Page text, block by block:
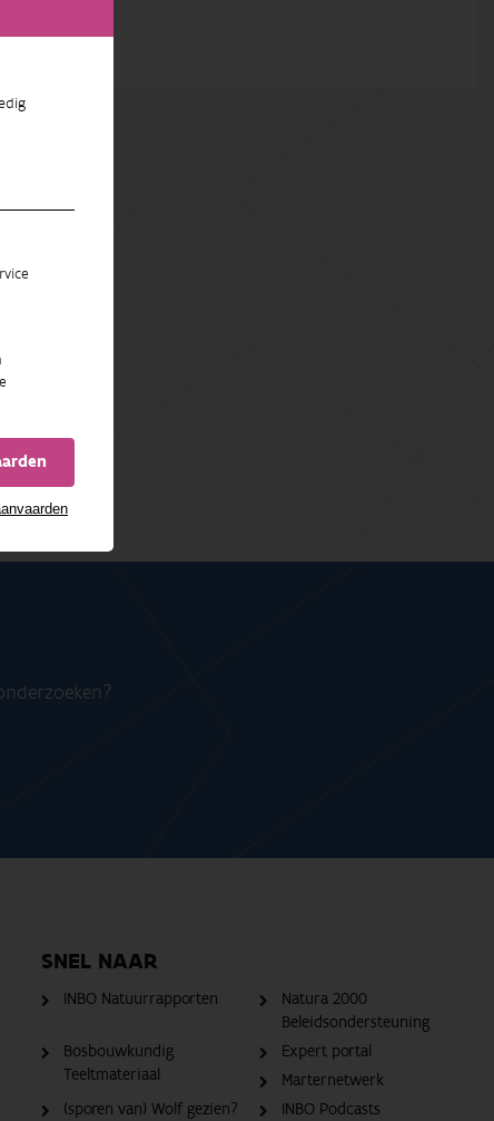
SNEL NAAR
INBO Natuurrapporten
Natura 2000
Beleidsondersteuning
Bosbouwkundig
Teeltmateriaal
Expert portal
Marternetwerk
(sporen van) Wolf gezien?
INBO Podcasts